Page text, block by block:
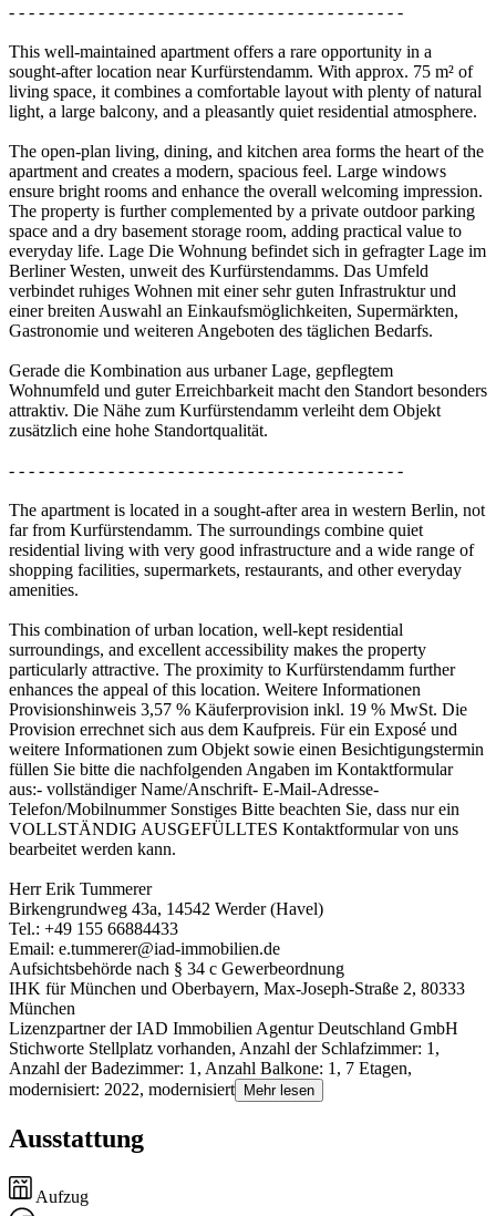
- - - - - - - - - - - - - - - - - - - - - - - - - - - - - - - - - - - - - - - -
This well-maintained apartment offers a rare opportunity in a
sought-after location near Kurfürstendamm. With approx. 75 m² of
living space, it combines a comfortable layout with plenty of natural
light, a large balcony, and a pleasantly quiet residential atmosphere.
The open-plan living, dining, and kitchen area forms the heart of the
apartment and creates a modern, spacious feel. Large windows
ensure bright rooms and enhance the overall welcoming impression.
The property is further complemented by a private outdoor parking
space and a dry basement storage room, adding practical value to
everyday life. Lage Die Wohnung befindet sich in gefragter Lage im
Berliner Westen, unweit des Kurfürstendamms. Das Umfeld
verbindet ruhiges Wohnen mit einer sehr guten Infrastruktur und
einer breiten Auswahl an Einkaufsmöglichkeiten, Supermärkten,
Gastronomie und weiteren Angeboten des täglichen Bedarfs.
Gerade die Kombination aus urbaner Lage, gepflegtem
Wohnumfeld und guter Erreichbarkeit macht den Standort besonders
attraktiv. Die Nähe zum Kurfürstendamm verleiht dem Objekt
zusätzlich eine hohe Standortqualität.
- - - - - - - - - - - - - - - - - - - - - - - - - - - - - - - - - - - - - - - -
The apartment is located in a sought-after area in western Berlin, not
far from Kurfürstendamm. The surroundings combine quiet
residential living with very good infrastructure and a wide range of
shopping facilities, supermarkets, restaurants, and other everyday
amenities.
This combination of urban location, well-kept residential
surroundings, and excellent accessibility makes the property
particularly attractive. The proximity to Kurfürstendamm further
enhances the appeal of this location. Weitere Informationen
Provisionshinweis 3,57 % Käuferprovision inkl. 19 % MwSt. Die
Provision errechnet sich aus dem Kaufpreis. Für ein Exposé und
weitere Informationen zum Objekt sowie einen Besichtigungstermin
füllen Sie bitte die nachfolgenden Angaben im Kontaktformular
aus:- vollständiger Name/Anschrift- E-Mail-Adresse-
Telefon/Mobilnummer Sonstiges Bitte beachten Sie, dass nur ein
VOLLSTÄNDIG AUSGEFÜLLTES Kontaktformular von uns
bearbeitet werden kann.
Herr Erik Tummerer
Birkengrundweg 43a, 14542 Werder (Havel)
Tel.: +49 155 66884433
Email: e.tummerer@iad-immobilien.de
Aufsichtsbehörde nach § 34 c Gewerbeordnung
IHK für München und Oberbayern, Max-Joseph-Straße 2, 80333
München
Lizenzpartner der IAD Immobilien Agentur Deutschland GmbH
Stichworte Stellplatz vorhanden, Anzahl der Schlafzimmer: 1,
Anzahl der Badezimmer: 1, Anzahl Balkone: 1, 7 Etagen,
modernisiert: 2022, modernisiert Mehr lesen
Ausstattung
Aufzug